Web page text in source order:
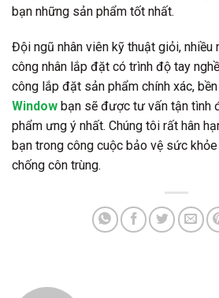
bạn những sản phẩm tốt nhất.
Đội ngũ nhân viên kỹ thuật giỏi, nhiều
công nhân lắp đặt có trình độ tay
công lắp đặt sản phẩm chính xác,
Window bạn sẽ được tư vấn tận tình
phẩm ưng ý nhất. Chúng tôi rất hân
bạn trong công cuộc bảo vệ sức
chống côn trùng.